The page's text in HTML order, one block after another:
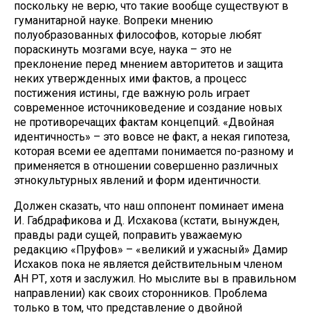
поскольку не верю, что такие вообще существуют в
гуманитарной науке. Вопреки мнению
полуобразованных философов, которые любят
пораскинуть мозгами всуе, наука – это не
преклонение перед мнением авторитетов и защита
неких утвержденных ими фактов, а процесс
постижения истины, где важную роль играет
современное источниковедение и создание новых
не противоречащих фактам концепций. «Двойная
идентичность» – это вовсе не факт, а некая гипотеза,
которая всеми ее адептами понимается по-разному и
применяется в отношении совершенно различных
этнокультурных явлений и форм идентичности.
Должен сказать, что наш оппонент поминает имена
И. Габдрафикова и Д. Исхакова (кстати, вынужден,
правды ради сущей, поправить уважаемую
редакцию «Пруфов» – «великий и ужасный» Дамир
Исхаков пока не является действительным членом
АН РТ, хотя и заслужил. Но мыслите вы в правильном
направлении) как своих сторонников. Проблема
только в том, что представление о двойной